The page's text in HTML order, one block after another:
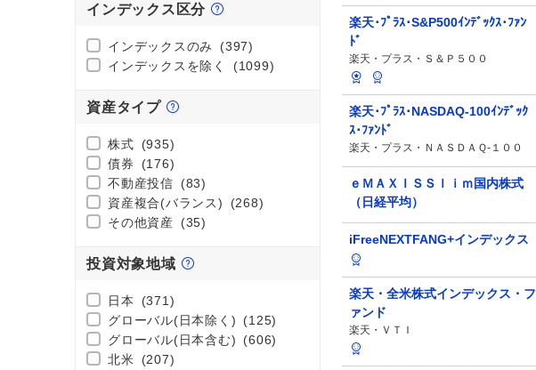
インデックス区分
インデックスのみ
(397)
インデックスを除く
(1099)
資産タイプ
株式
(935)
債券
(176)
不動産投信
(83)
資産複合(バランス)
(268)
その他資産
(35)
投資対象地域
日本
(371)
グローバル(日本除く)
(125)
グローバル(日本含む)
(606)
北米
(207)
楽天･ﾌﾟﾗｽ･S&P500ｲﾝﾃﾞｯｸｽ･ﾌｧﾝ
ﾄﾞ
楽天・プラス・Ｓ＆Ｐ５００
楽天･ﾌﾟﾗｽ･NASDAQ-100ｲﾝﾃﾞｯｸ
ｽ･ﾌｧﾝﾄﾞ
楽天・プラス・ＮＡＳＤＡＱ-１００
ｅＭＡＸＩＳＳｌｉｍ国内株式
（日経平均）
iFreeNEXTFANG+インデックス
楽天・全米株式インデックス・フ
ァンド
楽天・ＶＴＩ